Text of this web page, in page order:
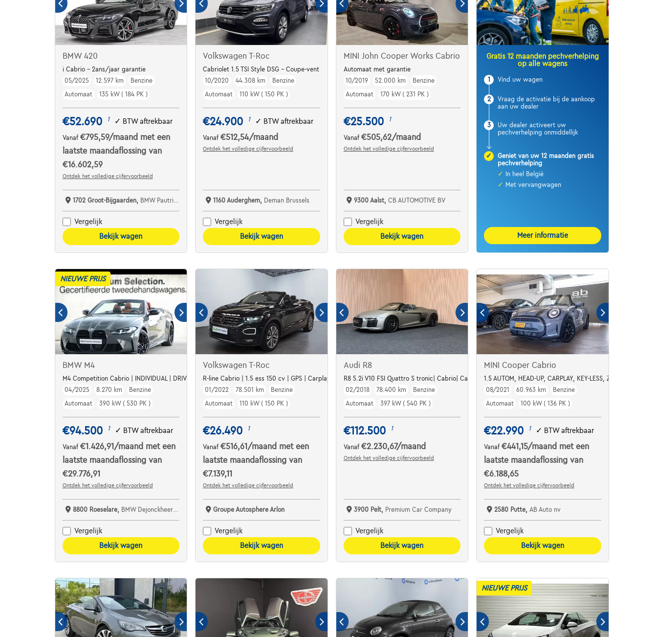
BMW 420
i Cabrio - 2ans/jaar garantie
05/2025
12.597 km
Benzine
Automaat
135 kW ( 184 PK )
€52.690 1 ✓ BTW aftrekbaar
Vanaf €795,59/maand met een
laatste maandaflossing van
€16.602,59
Ontdek het volledige cijfervoorbeeld
1702 Groot-Bijgaarden, BMW Pautric Groot Bijgaarden
Vergelijk
Bekijk wagen
Volkswagen T-Roc
Cabriolet 1.5 TSI Style DSG - Coupe-vent
10/2020
44.308 km
Benzine
Automaat
110 kW ( 150 PK )
€24.900 1 ✓ BTW aftrekbaar
Vanaf€512,54/maand
Ontdek het volledige cijfervoorbeeld
1160 Auderghem, Deman Brussels
Vergelijk
Bekijk wagen
MINI John Cooper Works Cabrio
Automaat met garantie
10/2019
52.000 km
Benzine
Automaat
170 kW ( 231 PK )
€25.500 1
Vanaf €505,62/maand
Ontdek het volledige cijfervoorbeeld
9300 Aalst, CB AUTOMOTIVE BV
Vergelijk
Bekijk wagen
Gratis 12 maanden pechverhelping
op alle wagens
1 Vind uw wagen
2
Vraag de activatie bij de aankoop
aan uw dealer
3
Uw dealer activeert uw
pechverhelping onmiddellijk
✓
Geniet van uw 12 maanden gratis
pechverhelping
✓
In heel België
✓ Met vervangwagen
Meer informatie
NIEUWE PRIJS
BMW M4
M4 Competition Cabrio | INDIVIDUAL | DRIVE PRO | H&K |
04/2025
8.270 km
Benzine
Automaat
390 kW ( 530 PK )
€94.500 1 ✓ BTW aftrekbaar
Vanaf €1.426,91 /maand met een
laatste maandaflossing van
€29.776,91
Ontdek het volledige cijfervoorbeeld
8800 Roeselare, BMW Dejonckheere Roeselare
Vergelijk
Bekijk wagen
Volkswagen T-Roc
R-line Cabrio | 1.5 ess 150 cv | GPS | Carplay | Cuir | Camera
01/2022
78.501 km
Benzine
Automaat
110 kW ( 150 PK )
€26.490 1
Vanaf€516,61 /maand met een
laatste maandaflossing van
€7.139,11
Ontdek het volledige cijfervoorbeeld
Groupe Autosphere Arlon
Vergelijk
Bekijk wagen
Audi R8
R8 5.2i V10 FSI Quattro S tronic| Cabrio| Carbon| Ceramic
02/2018
78.400 km
Benzine
Automaat
397 kW ( 540 PK )
€112.500 1
Vanaf €2.230,67/maand
Ontdek het volledige cijfervoorbeeld
3900 Pelt, Premium Car Company
Vergelijk
Bekijk wagen
MINI Cooper Cabrio
1.5 AUTOM, HEAD-UP, CARPLAY, KEY-LESS, ZETELVERW
08/2021
60.963 km
Benzine
Automaat
100 kW ( 136 PK )
€22.990 1 ✓ BTW aftrekbaar
Vanaf€441,15/maand met een
laatste maandaflossing van
€6.188,65
Ontdek het volledige cijfervoorbeeld
2580 Putte, AB Auto nv
Vergelijk
Bekijk wagen
NIEUWE PRIJS